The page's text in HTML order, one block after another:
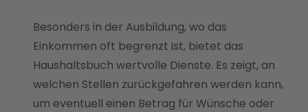
Besonders in der Ausbildung, wo das
Einkommen oft begrenzt ist, bietet das
Haushaltsbuch wertvolle Dienste. Es zeigt, an
welchen Stellen zurückgefahren werden kann,
um eventuell einen Betrag für Wünsche oder